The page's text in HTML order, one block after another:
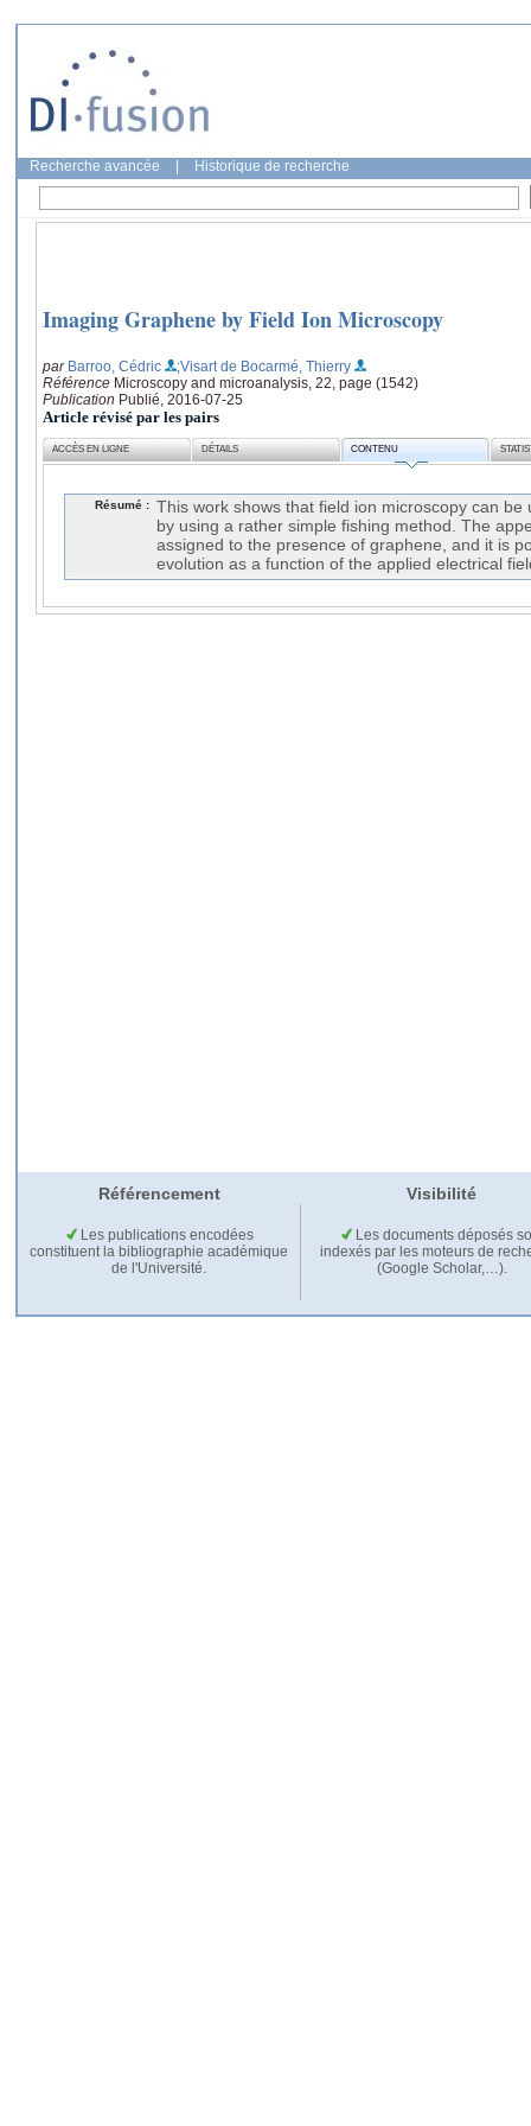
Recherche avancée Historique de recherche
Imaging Graphene by Field Ion Microscopy
par Barroo, Cédric
;Visart de Bocarmé, Thierry
Référence Microscopy and microanalysis, 22, page (1542)
Publication Publié, 2016-07-25
Article révisé par les pairs
ACCÈS EN LIGNE DÉTAILS CONTENU
Résumé : This work shows that field ion microscopy can be
by using a rather simple fishing method. The
assigned to the presence of graphene, and it is
evolution as a function of the applied electrical
Référencement Visibilité
Les publications encodées
constituent la bibliographie académique
de l'Université.
Les documents déposés
indexés par les moteurs de
(Google Scholar,…).